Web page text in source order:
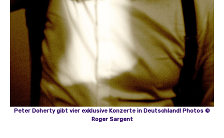
Y
Peter Doherty gibt vier exklusive Konzerte in Deutschland! Photos ©
Roger Sargent